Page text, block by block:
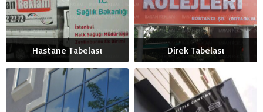
Hastane Tabelası Direk Tabelası